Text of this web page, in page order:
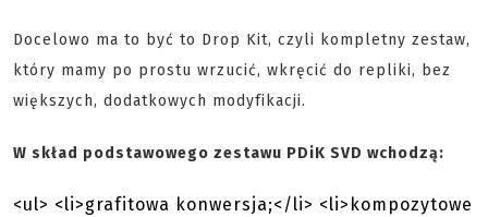
Docelowo ma to być to Drop Kit, czyli kompletny zestaw,
który mamy po prostu wrzucić, wkręcić do repliki, bez
większych, dodatkowych modyfikacji.
W skład podstawowego zestawu PDiK SVD wchodzą:
<ul> <li>grafitowa konwersja;</li> <li>kompozytowe